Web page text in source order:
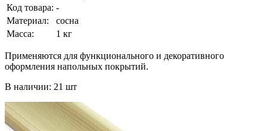
Код товара: -
Материал:
сосна
Масса:
1 кг
Применяются для функционального и декоративного
оформления напольных покрытий.
В наличии: 21 шт